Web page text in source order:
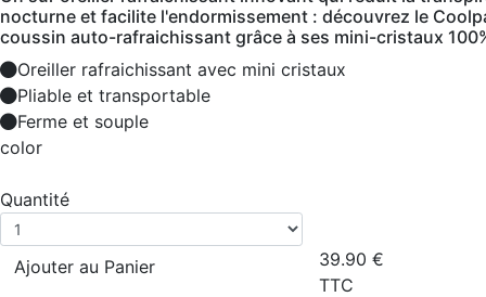
nocturne et facilite l'endormissement : découvrez le
coussin auto-rafraichissant grâce à ses mini-cristaux
Oreiller rafraichissant avec mini cristaux
Pliable et transportable
Ferme et souple
color
Quantité
Ajouter au Panier 39.90 €
TTC